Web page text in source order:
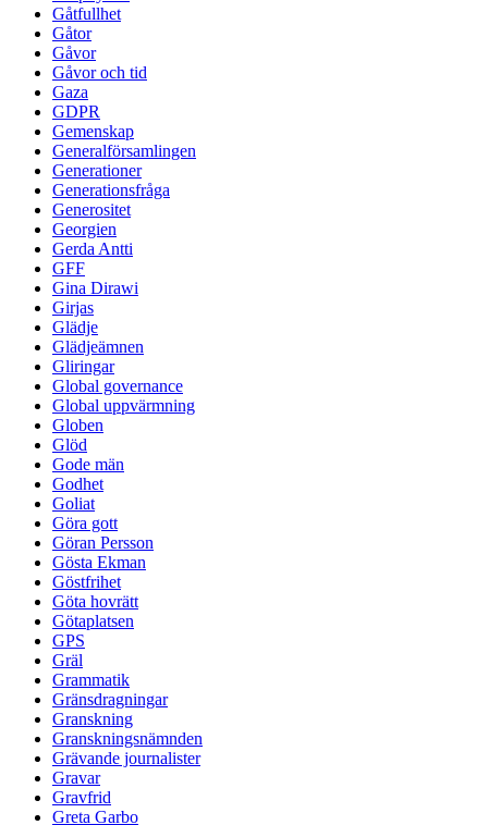
Gåtfullhet
Gåtor
Gåvor
Gåvor och tid
Gaza
GDPR
Gemenskap
Generalförsamlingen
Generationer
Generationsfråga
Generositet
Georgien
Gerda Antti
GFF
Gina Dirawi
Girjas
Glädje
Glädjeämnen
Gliringar
Global governance
Global uppvärmning
Globen
Glöd
Gode män
Godhet
Goliat
Göra gott
Göran Persson
Gösta Ekman
Göstfrihet
Göta hovrätt
Götaplatsen
GPS
Gräl
Grammatik
Gränsdragningar
Granskning
Granskningsnämnden
Grävande journalister
Gravar
Gravfrid
Greta Garbo